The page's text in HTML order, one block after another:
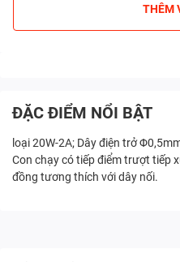
THÊM
ĐẶC ĐIỂM NỔI BẬT
loại 20W-2A; Dây điện trở
Con chạy có tiếp điểm trượt tiếp
đồng tương thích với dây nối.